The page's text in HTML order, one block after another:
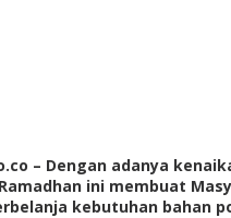
– Dengan adanya
ini membuat
kebutuhan bahan